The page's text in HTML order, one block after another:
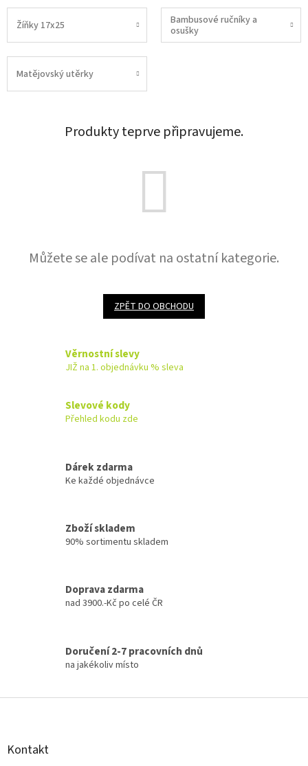
Žíňky 17x25
Bambusové ručníky a
osušky
Matějovský utěrky
Produkty teprve připravujeme.
Můžete se ale podívat na ostatní kategorie.
ZPĚT DO OBCHODU
Věrnostní slevy
JIŽ na 1. objednávku % sleva
Slevové kody
Přehled kodu zde
Dárek zdarma
Ke každé objednávce
Zboží skladem
90% sortimentu skladem
Doprava zdarma
nad 3900.-Kč po celé ČR
Doručení 2-7 pracovních dnů
na jakékoliv místo
Z
Kontakt